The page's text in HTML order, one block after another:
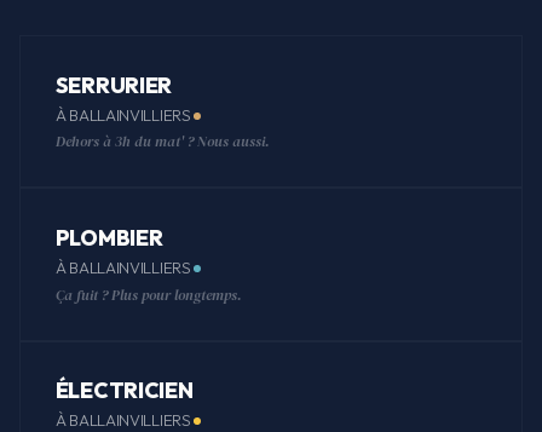
SERRURIER
À BALLAINVILLIERS
Dehors à 3h du mat' ? Nous aussi.
PLOMBIER
À BALLAINVILLIERS
Ça fuit ? Plus pour longtemps.
ÉLECTRICIEN
À BALLAINVILLIERS